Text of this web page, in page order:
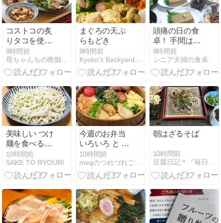
コストコの炙
りタコを使っ
てラストのお
料理はこれ！
と2日分晩ご
食】と【スパ
イスキーマカ
レー】
9時間前
まぐろの天ぷ
らもどき
9時間前
頭痛の日の食
卓！ 手間は少
しだけ！
9時間前
シニア夫婦の食卓
美味しい つけ
麺を食べるそ
して「妻も長
期夏休みに突
入」
10時間前
SAKE TO RYOURI
今週のお弁当
いろいろ と 町
中華の冷やし
担々麺♪
10時間前
megのつれづれごはん日記
朝はざるそば
10時間前